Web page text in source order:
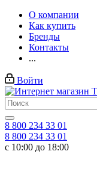
О компании
Как купить
Бренды
Контакты
...
Войти
8 800 234 33 01
8 800 234 33 01
с 10:00 до 18:00